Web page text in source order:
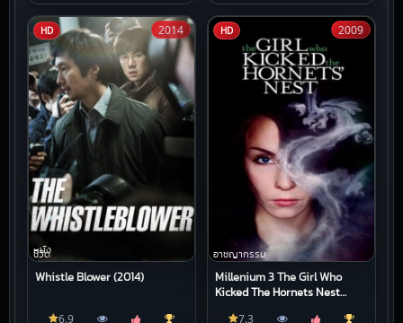
HD
หนัง
ชีวิต
Whistle Blower (2014)
2014
6.9
HD
อาชญากรรม
Millenium 3 The Girl Who
Kicked The Hornets Nest
2009
7.3